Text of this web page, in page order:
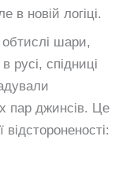
в новій логіці.
обтислі шари,
русі, спідниці
пар джинсів. Це